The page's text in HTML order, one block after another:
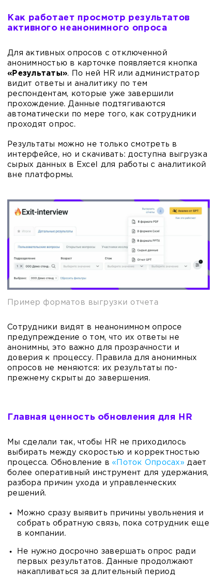
Как работает просмотр результатов
активного неанонимного опроса
Для активных опросов с отключенной
анонимностью в карточке появляется кнопка
«Результаты». По ней HR или администратор
видит ответы и аналитику по тем
респондентам, которые уже завершили
прохождение. Данные подтягиваются
автоматически по мере того, как сотрудники
проходят опрос.
Результаты можно не только смотреть в
интерфейсе, но и скачивать: доступна выгрузка
сырых данных в Excel для работы с аналитикой
вне платформы.
Пример форматов выгрузки отчета
Сотрудники видят в неанонимном опросе
предупреждение о том, что их ответы не
анонимны, это важно для прозрачности и
доверия к процессу. Правила для анонимных
опросов не меняются: их результаты по-
прежнему скрыты до завершения.
Главная ценность обновления для HR
Мы сделали так, чтобы HR не приходилось
выбирать между скоростью и корректностью
процесса. Обновление в«Поток Опросах» дает
более оперативный инструмент для удержания,
разбора причин ухода и управленческих
решений.
Можно сразу выявить причины увольнения и
собрать обратную связь, пока сотрудник еще
в компании.
Не нужно досрочно завершать опрос ради
первых результатов. Данные продолжают
накапливаться за длительный период